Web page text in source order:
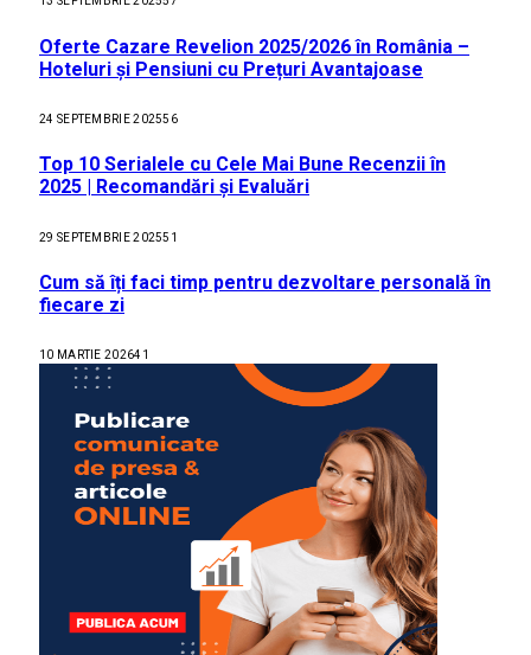
Oferte Cazare Revelion 2025/2026 în România –
Hoteluri și Pensiuni cu Prețuri Avantajoase
24 SEPTEMBRIE 202556
Top 10 Serialele cu Cele Mai Bune Recenzii în
2025 | Recomandări și Evaluări
29 SEPTEMBRIE 202551
Cum să îți faci timp pentru dezvoltare personală în
fiecare zi
10 MARTIE 202641